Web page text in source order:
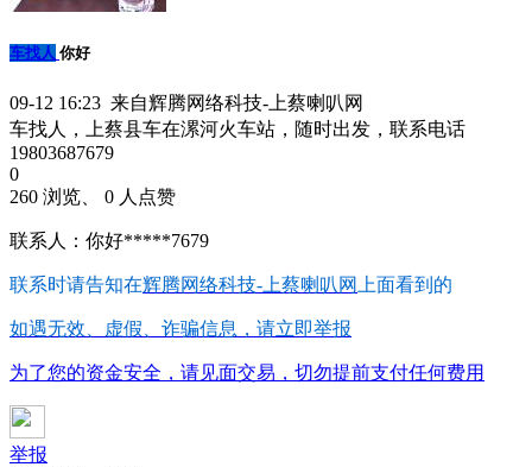
车找人 你好
09-12 16:23 来自辉腾网络科技-上蔡喇叭网
车找人，上蔡县车在漯河火车站，随时出发，联系电话
19803687679
0
260 浏览、 0 人点赞
联系人：你好*****7679
联系时请告知在辉腾网络科技-上蔡喇叭网 上面看到的
如遇无效、虚假、诈骗信息，请立即举报
为了您的资金安全，请见面交易，切勿提前支付任何费用
举报